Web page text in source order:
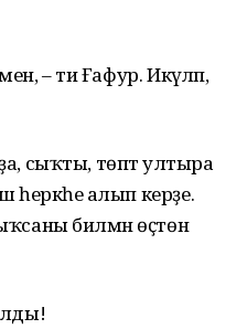
– ти Ғафур. Икәүләп,
ҙа, сыҡты, төптә ултыра
һеркәһе алып керҙе.
билмән өҫтөнә